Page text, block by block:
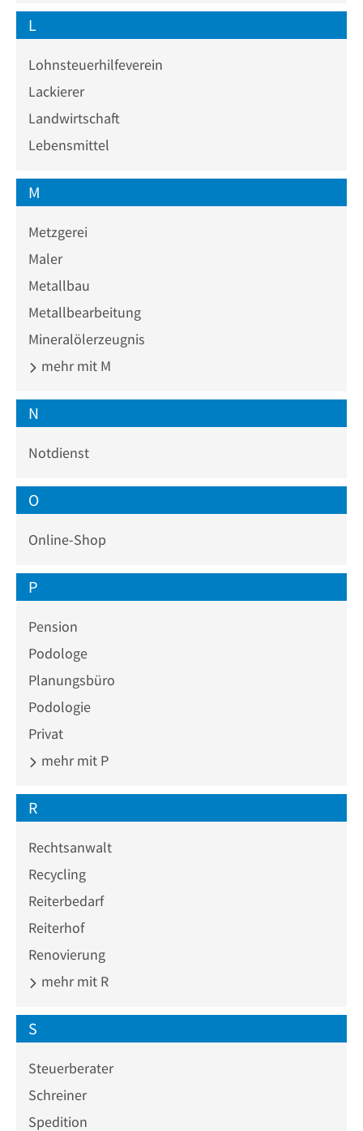
L
Lohnsteuerhilfeverein
Lackierer
Landwirtschaft
Lebensmittel
M
Metzgerei
Maler
Metallbau
Metallbearbeitung
Mineralölerzeugnis
mehr mit M
N
Notdienst
O
Online-Shop
P
Pension
Podologe
Planungsbüro
Podologie
Privat
mehr mit P
R
Rechtsanwalt
Recycling
Reiterbedarf
Reiterhof
Renovierung
mehr mit R
S
Steuerberater
Schreiner
Spedition